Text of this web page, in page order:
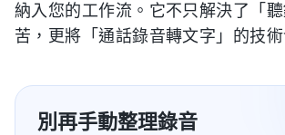
納入您的工作流。它不只解決了「
苦，更將「通話錄音轉文字」的技術
別再手動整理錄音